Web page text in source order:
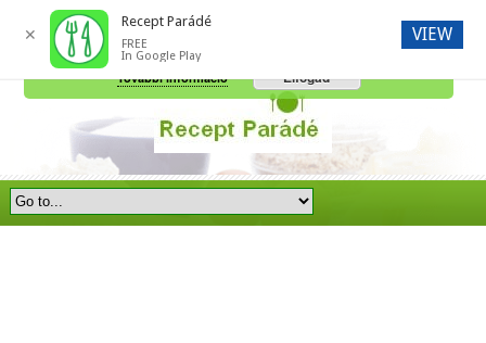
A honlap további használatához a sütik használatát el kell fogadni.
További információ
Elfogad
✕
Recept Parádé
FREE
In Google Play
VIEW